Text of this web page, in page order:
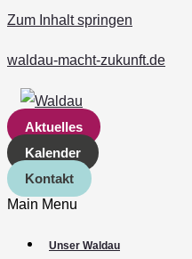
Zum Inhalt springen
waldau-macht-zukunft.de
Aktuelles
Kalender
Kontakt
Main Menu
Unser Waldau